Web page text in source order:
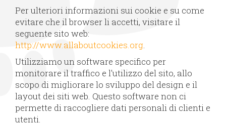
Per ulteriori informazioni sui cookie e su come
evitare che il browser li accetti, visitare il
seguente sito web:
http://www.allaboutcookies.org.
Utilizziamo un software specifico per
monitorare il traffico e l'utilizzo del sito, allo
scopo di migliorare lo sviluppo del design e il
layout dei siti web. Questo software non ci
permette di raccogliere dati personali di clienti e
utenti.